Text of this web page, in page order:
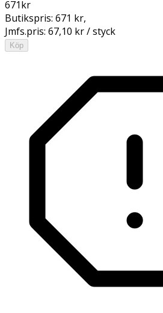
671kr
Butikspris: 671 kr,
Jmfs.pris: 67,10 kr / styck
Köp